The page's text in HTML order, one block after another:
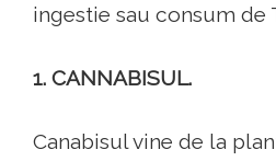
ingestie sau consum de
1. CANNABISUL.
Canabisul vine de la